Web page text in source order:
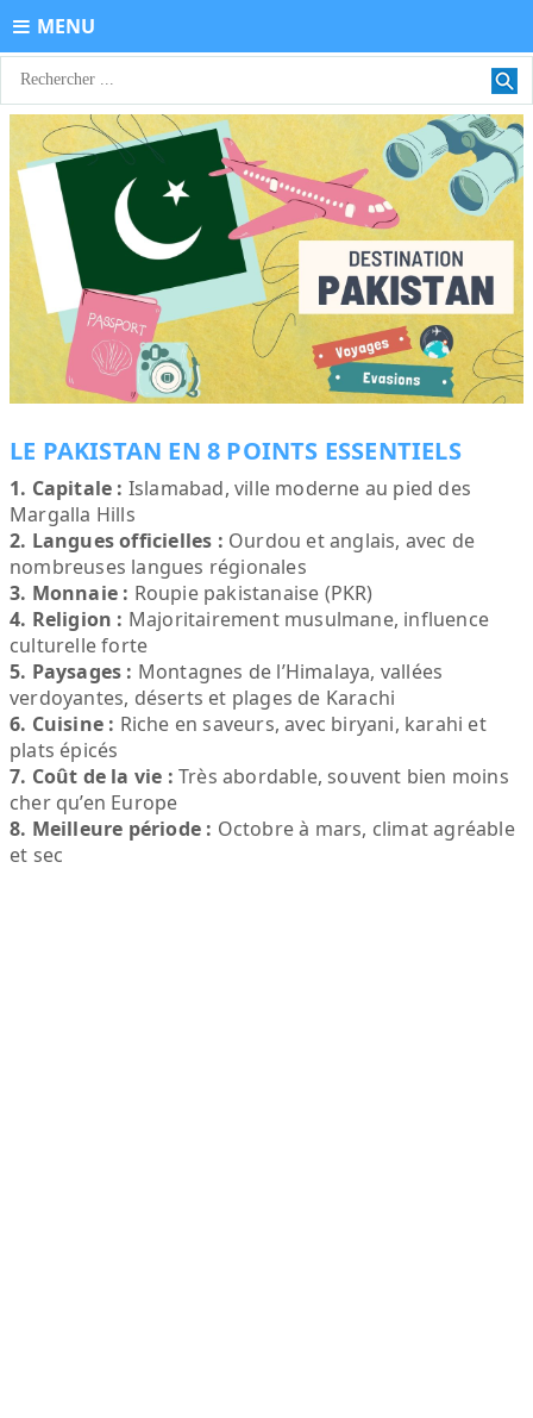
MENU
LE PAKISTAN EN 8 POINTS ESSENTIELS
1. Capitale : Islamabad, ville moderne au pied des
Margalla Hills
2. Langues officielles : Ourdou et anglais, avec de
nombreuses langues régionales
3. Monnaie : Roupie pakistanaise (PKR)
4. Religion : Majoritairement musulmane, influence
culturelle forte
5. Paysages : Montagnes de l’Himalaya, vallées
verdoyantes, déserts et plages de Karachi
6. Cuisine : Riche en saveurs, avec biryani, karahi et
plats épicés
7. Coût de la vie : Très abordable, souvent bien moins
cher qu’en Europe
8. Meilleure période : Octobre à mars, climat agréable
et sec